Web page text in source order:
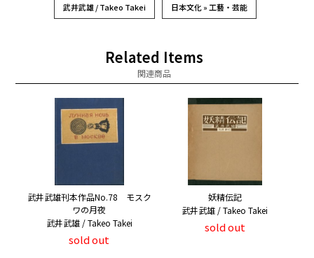
武井武雄 / Takeo Takei 日本文化 » 工藝・芸能
Related Items
関連商品
武井武雄刊本作品No.78 モスク
ワの月夜
武井武雄 / Takeo Takei
sold out
妖精伝記
武井武雄 / Takeo Takei
sold out